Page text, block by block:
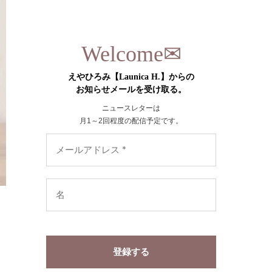
Welcome✉︎
えやひろみ【Launica H.】からの
お知らせメールを受け取る。
ニュースレターは
月1～2回程度の配信予定です。